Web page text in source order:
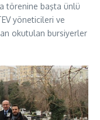
törenine başta ünlü
yöneticileri ve
okutulan bursiyerler